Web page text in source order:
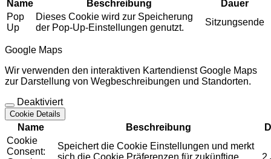
Name Beschreibung
Dauer
Pop
Up
Dieses Cookie wird zur Speicherung
der Pop-Up-Einstellungen genutzt.
Sitzungsende
Google Maps
Wir verwenden den interaktiven Kartendienst Google Maps
zur Darstellung von Wegbeschreibungen und Standorten.
Deaktiviert
Cookie Details
Name Beschreibung
Cookie
Consent:
Speichert die Cookie Einstellungen und merkt